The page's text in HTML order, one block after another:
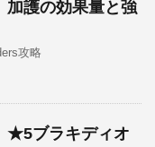
加護の効果量と強
攻略
★5ブラキディオ